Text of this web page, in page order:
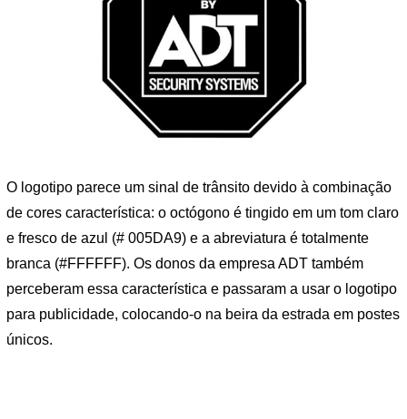
O logotipo parece um sinal de trânsito devido à combinação
de cores característica: o octógono é tingido em um tom claro
e fresco de azul (# 005DA9) e a abreviatura é totalmente
branca (#FFFFFF). Os donos da empresa ADT também
perceberam essa característica e passaram a usar o logotipo
para publicidade, colocando-o na beira da estrada em postes
únicos.